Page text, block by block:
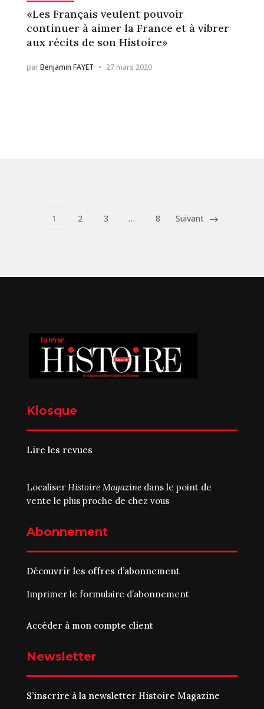
«Les Français veulent pouvoir
continuer à aimer la France et à vibrer
aux récits de son Histoire»
parBenjamin FAYET 27 mars 2020
1 2 3 … 8 Suivant
Kiosque
Lire les revues
Localiser Histoire Magazinedans le point de
vente le plus proche de chez vous
Abonnement
Découvrir les offres d’abonnement
Imprimer le formulaire d’abonnement
Accéder à mon compte client
Newsletter
S’inscrire à la newsletter Histoire Magazine